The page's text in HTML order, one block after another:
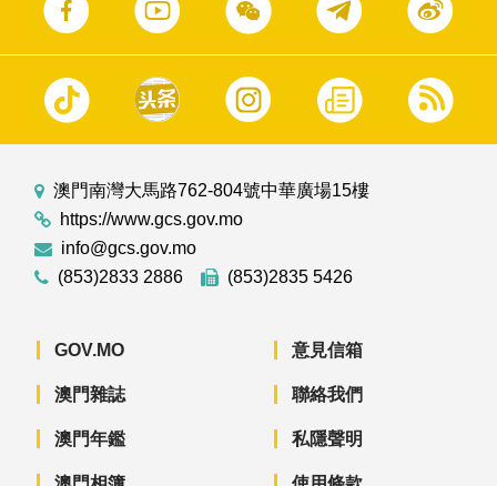
澳門南灣大馬路762-804號中華廣場15樓
https://www.gcs.gov.mo
info@gcs.gov.mo
(853)2833 2886
(853)2835 5426
GOV.MO
澳門雜誌
澳門年鑑
意見信箱
聯絡我們
私隱聲明